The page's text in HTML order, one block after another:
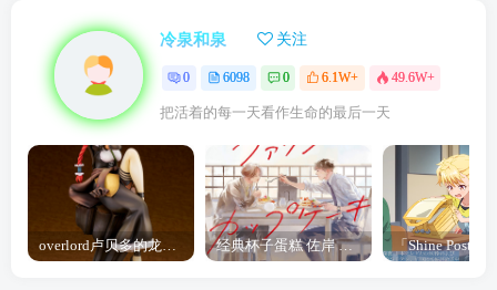
冷泉和泉 关注
0 6098 0 6.1W+ 49.6W+
把活着的每一天看作生命的最后一天
overlord卢贝多的龙王谁厉害 「Overlord」露普斯蕾琪娜·贝塔手办开订 经典杯子蛋糕 佐岸 漫画「经典杯子蛋糕」宣布真人日剧化